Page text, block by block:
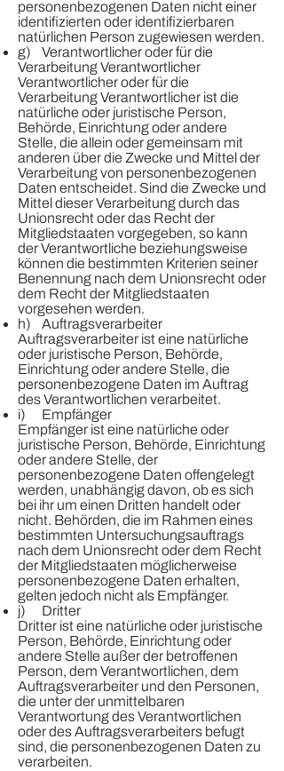
personenbezogenen Daten nicht einer
identifizierten oder identifizierbaren
natürlichen Person zugewiesen werden.
g) Verantwortlicher oder für die
Verarbeitung Verantwortlicher
Verantwortlicher oder für die
Verarbeitung Verantwortlicher ist die
natürliche oder juristische Person,
Behörde, Einrichtung oder andere
Stelle, die allein oder gemeinsam mit
anderen über die Zwecke und Mittel der
Verarbeitung von personenbezogenen
Daten entscheidet. Sind die Zwecke und
Mittel dieser Verarbeitung durch das
Unionsrecht oder das Recht der
Mitgliedstaaten vorgegeben, so kann
der Verantwortliche beziehungsweise
können die bestimmten Kriterien seiner
Benennung nach dem Unionsrecht oder
dem Recht der Mitgliedstaaten
vorgesehen werden.
h) Auftragsverarbeiter
Auftragsverarbeiter ist eine natürliche
oder juristische Person, Behörde,
Einrichtung oder andere Stelle, die
personenbezogene Daten im Auftrag
des Verantwortlichen verarbeitet.
i) Empfänger
Empfänger ist eine natürliche oder
juristische Person, Behörde, Einrichtung
oder andere Stelle, der
personenbezogene Daten offengelegt
werden, unabhängig davon, ob es sich
bei ihr um einen Dritten handelt oder
nicht. Behörden, die im Rahmen eines
bestimmten Untersuchungsauftrags
nach dem Unionsrecht oder dem Recht
der Mitgliedstaaten möglicherweise
personenbezogene Daten erhalten,
gelten jedoch nicht als Empfänger.
j) Dritter
Dritter ist eine natürliche oder juristische
Person, Behörde, Einrichtung oder
andere Stelle außer der betroffenen
Person, dem Verantwortlichen, dem
Auftragsverarbeiter und den Personen,
die unter der unmittelbaren
Verantwortung des Verantwortlichen
oder des Auftragsverarbeiters befugt
sind, die personenbezogenen Daten zu
verarbeiten.